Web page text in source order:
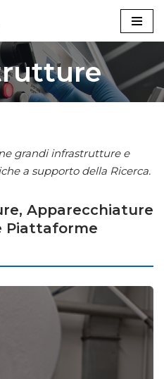
grandi infrastrutture e
a supporto della Ricerca.
Apparecchiature
Piattaforme